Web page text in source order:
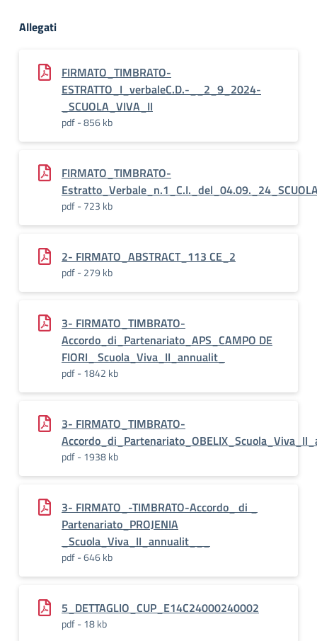
Allegati
FIRMATO_TIMBRATO-
ESTRATTO_I_verbaleC.D.-__2_9_2024-
_SCUOLA_VIVA_II
pdf - 856 kb
FIRMATO_TIMBRATO-
pdf - 723 kb
2- FIRMATO_ABSTRACT_113 CE_2
pdf - 279 kb
3- FIRMATO_TIMBRATO-
Accordo_di_Partenariato_APS_CAMPO DE
FIORI_ Scuola_Viva_II_annualit_
pdf - 1842 kb
3- FIRMATO_TIMBRATO-
pdf - 1938 kb
3- FIRMATO_-TIMBRATO-Accordo_ di _
Partenariato_PROJENIA
_Scuola_Viva_II_annualit___
pdf - 646 kb
5_DETTAGLIO_CUP_E14C24000240002
pdf - 18 kb